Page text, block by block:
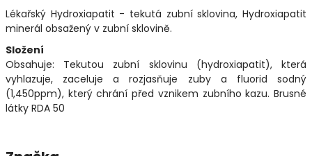
Lékařský Hydroxiapatit - tekutá zubní sklovina, Hydroxiapatit
minerál obsažený v zubní sklovině.
Složení
Obsahuje: Tekutou zubní sklovinu (hydroxiapatit), která
vyhlazuje, zaceluje a rozjasňuje zuby a fluorid sodný
(1,450ppm), který chrání před vznikem zubního kazu. Brusné
látky RDA 50